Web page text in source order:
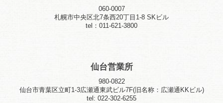
060-0007
札幌市中央区北7条西20丁目1-8 SKビル
tel：011-621-3800
仙台営業所
980-0822
仙台市青葉区立町1-3広瀬通東武ビル7F(旧名称：広瀬通KKビル)
tel: 022-302-6255